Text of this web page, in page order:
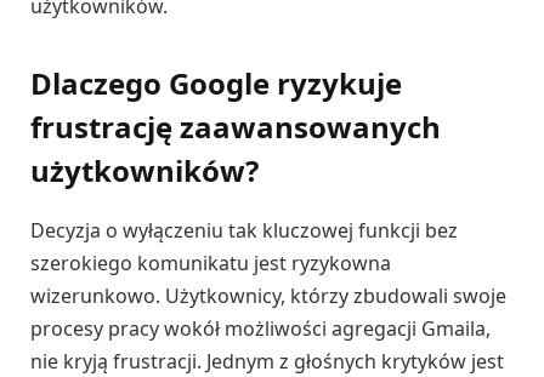
użytkowników.
Dlaczego Google ryzykuje
frustrację zaawansowanych
użytkowników?
Decyzja o wyłączeniu tak kluczowej funkcji bez
szerokiego komunikatu jest ryzykowna
wizerunkowo. Użytkownicy, którzy zbudowali swoje
procesy pracy wokół możliwości agregacji Gmaila,
nie kryją frustracji. Jednym z głośnych krytyków jest